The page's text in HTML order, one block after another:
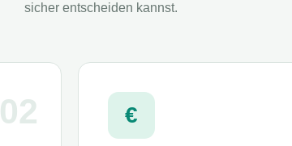
sicher entscheiden kannst.
02 €